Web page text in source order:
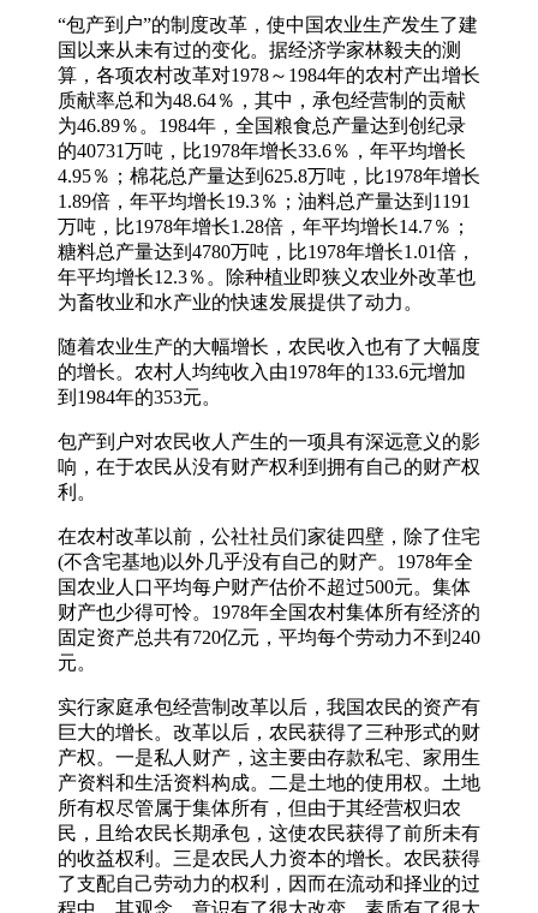
“包产到户”的制度改革，使中国农业生产发生了建
国以来从未有过的变化。据经济学家林毅夫的测
算，各项农村改革对1978～1984年的农村产出增长
质献率总和为48.64％，其中，承包经营制的贡献
为46.89％。1984年，全国粮食总产量达到创纪录
的40731万吨，比1978年增长33.6％，年平均增长
4.95％；棉花总产量达到625.8万吨，比1978年增长
1.89倍，年平均增长19.3％；油料总产量达到1191
万吨，比1978年增长1.28倍，年平均增长14.7％；
糖料总产量达到4780万吨，比1978年增长1.01倍，
年平均增长12.3％。除种植业即狭义农业外改革也
为畜牧业和水产业的快速发展提供了动力。
随着农业生产的大幅增长，农民收入也有了大幅度
的增长。农村人均纯收入由1978年的133.6元增加
到1984年的353元。
包产到户对农民收人产生的一项具有深远意义的影
响，在于农民从没有财产权利到拥有自己的财产权
利。
在农村改革以前，公社社员们家徒四壁，除了住宅
(不含宅基地)以外几乎没有自己的财产。1978年全
国农业人口平均每户财产估价不超过500元。集体
财产也少得可怜。1978年全国农村集体所有经济的
固定资产总共有720亿元，平均每个劳动力不到240
元。
实行家庭承包经营制改革以后，我国农民的资产有
巨大的增长。改革以后，农民获得了三种形式的财
产权。一是私人财产，这主要由存款私宅、家用生
产资料和生活资料构成。二是土地的使用权。土地
所有权尽管属于集体所有，但由于其经营权归农
民，且给农民长期承包，这使农民获得了前所未有
的收益权利。三是农民人力资本的增长。农民获得
了支配自己劳动力的权利，因而在流动和择业的过
程中，其观念、意识有了很大改变，素质有了很大